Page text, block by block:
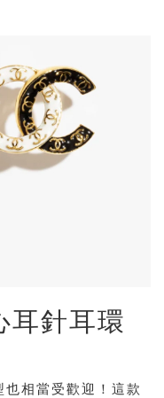
耳針耳環
相當受歡迎！這款